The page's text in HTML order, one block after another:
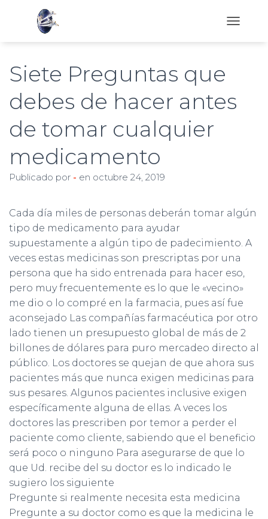
R
M
E
C
I
Ó
Siete Preguntas que
debes de hacer antes
de tomar cualquier
medicamento
Publicado por - en octubre 24, 2019
Cada día miles de personas deberán tomar algún
tipo de medicamento para ayudar
supuestamente a algún tipo de padecimiento. A
veces estas medicinas son prescriptas por una
persona que ha sido entrenada para hacer eso,
pero muy frecuentemente es lo que le «vecino»
me dio o lo compré en la farmacia, pues así fue
aconsejado Las compañías farmacéutica por otro
lado tienen un presupuesto global de más de 2
billones de dólares para puro mercadeo directo al
público. Los doctores se quejan de que ahora sus
pacientes más que nunca exigen medicinas para
sus pesares. Algunos pacientes inclusive exigen
específicamente alguna de ellas. A veces los
doctores las prescriben por temor a perder el
paciente como cliente, sabiendo que el beneficio
será poco o ninguno Para asegurarse de que lo
que Ud. recibe del su doctor es lo indicado le
sugiero los siguiente
Pregunte si realmente necesita esta medicina
Pregunte a su doctor como es que la medicina le